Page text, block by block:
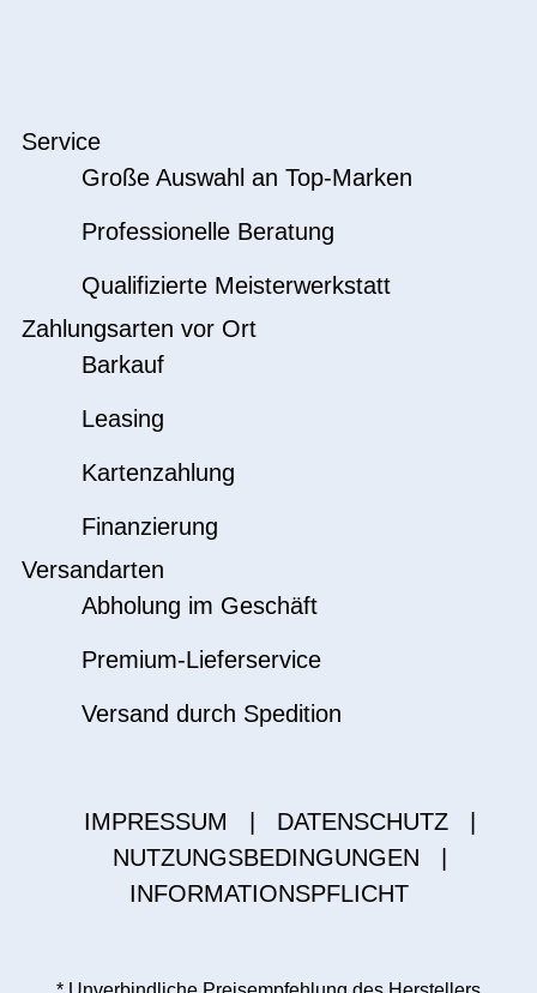
Service
Große Auswahl an Top-Marken
Professionelle Beratung
Qualifizierte Meisterwerkstatt
Zahlungsarten vor Ort
Barkauf
Leasing
Kartenzahlung
Finanzierung
Versandarten
Abholung im Geschäft
Premium-Lieferservice
Versand durch Spedition
IMPRESSUM DATENSCHUTZ
NUTZUNGSBEDINGUNGEN
INFORMATIONSPFLICHT